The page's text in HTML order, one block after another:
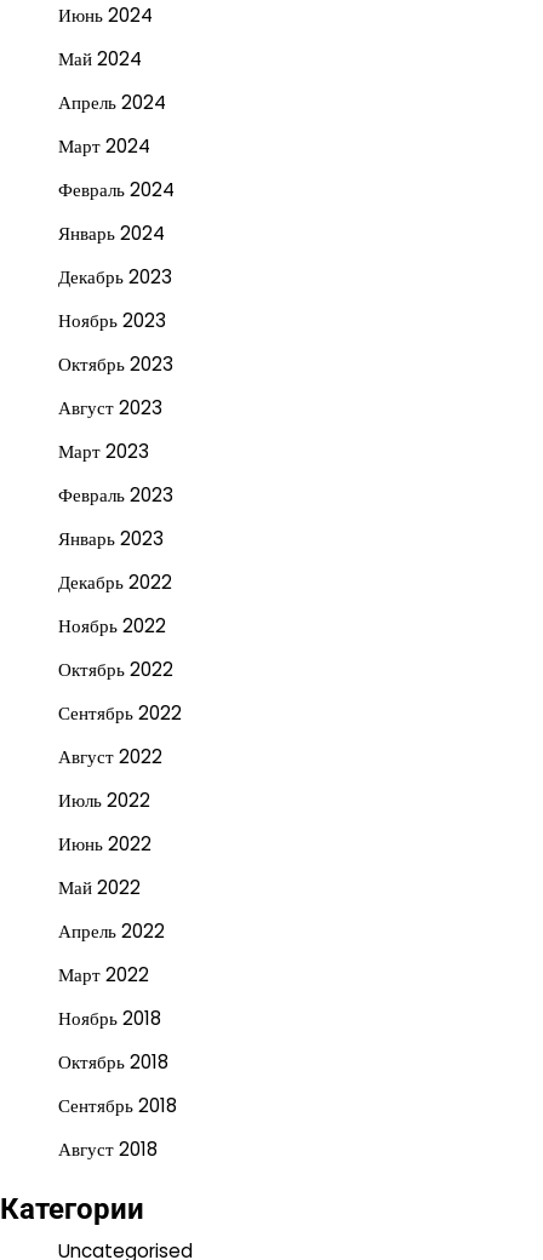
Июнь 2024
Май 2024
Апрель 2024
Март 2024
Февраль 2024
Январь 2024
Декабрь 2023
Ноябрь 2023
Октябрь 2023
Август 2023
Март 2023
Февраль 2023
Январь 2023
Декабрь 2022
Ноябрь 2022
Октябрь 2022
Сентябрь 2022
Август 2022
Июль 2022
Июнь 2022
Май 2022
Апрель 2022
Март 2022
Ноябрь 2018
Октябрь 2018
Сентябрь 2018
Август 2018
Категории
Uncategorised